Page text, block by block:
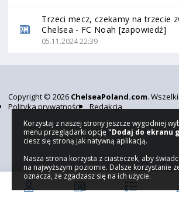
Trzeci mecz, czekamy na trzecie
Chelsea - FC Noah [zapowiedź]
05.11.2024 22:39
Copyright © 2026 ChelseaPoland.com.
Polityka prywatności
Redakcja
Korzystaj z naszej strony jeszcze wygodniej
menu przeglądarki opcję "Dodaj do ekranu
ciesz się stroną jak natywną aplikacją.
Nasza strona korzysta z ciasteczek, aby
na najwyższym poziomie. Dalsze korzystanie
oznacza, że zgadzasz się na ich użycie.